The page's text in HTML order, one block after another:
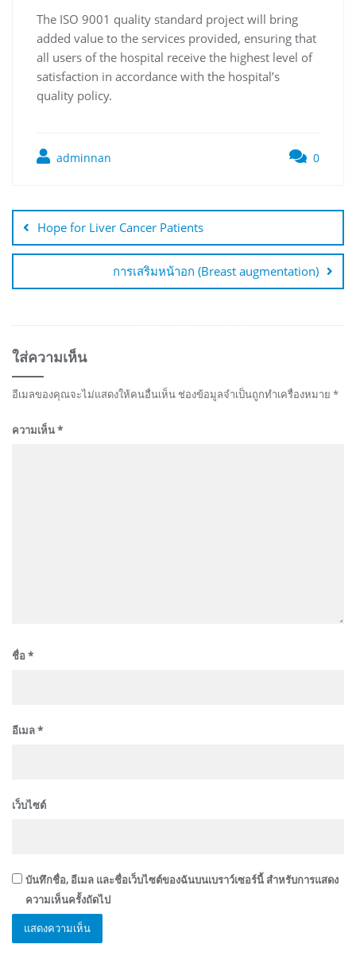
The ISO 9001 quality standard project will bring
added value to the services provided, ensuring that
all users of the hospital receive the highest level of
satisfaction in accordance with the hospital’s
quality policy.
adminnan 0
Hope for Liver Cancer Patients
การเสริมหน้าอก (Breast augmentation)
ใส่ความเห็น
อีเมลของคุณจะไม่แสดงให้คนอื่นเห็น ช่องข้อมูลจำเป็นถูกทำเครื่องหมาย *
ความเห็น*
ชื่อ*
อีเมล*
เว็บไซต์
บันทึกชื่อ, อีเมล และชื่อเว็บไซต์ของฉันบนเบราว์เซอร์นี้ สำหรับการแสดง
ความเห็นครั้งถัดไป